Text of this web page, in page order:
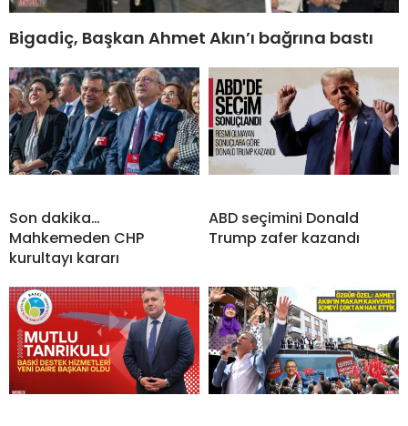
Bigadiç, Başkan Ahmet Akın’ı bağrına bastı
Son dakika…
Mahkemeden CHP
kurultayı kararı
ABD seçimini Donald
Trump zafer kazandı